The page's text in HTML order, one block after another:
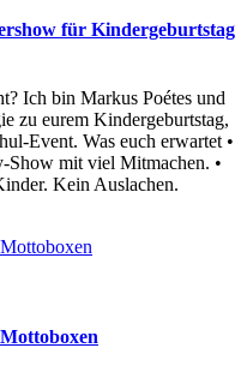
für Kindergeburtstag
Ich bin Markus Poétes und
zu eurem Kindergeburtstag,
Event. Was euch erwartet •
Show mit viel Mitmachen. •
Kein Auslachen.